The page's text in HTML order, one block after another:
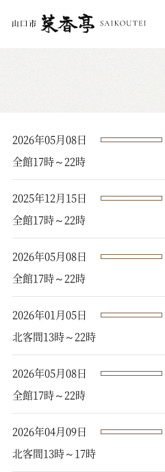
2026年05月08日
全館17時～22時
2025年12月15日
全館17時～22時
2026年05月08日
全館17時～22時
2026年01月05日
北客間13時～22時
2026年05月08日
全館17時～22時
2026年04月09日
北客間13時～17時